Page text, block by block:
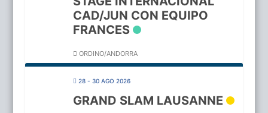
CAD/JUN CON EQUIPO
FRANCES
ORDINO/ANDORRA
28 - 30 AGO 2026
GRAND SLAM LAUSANNE